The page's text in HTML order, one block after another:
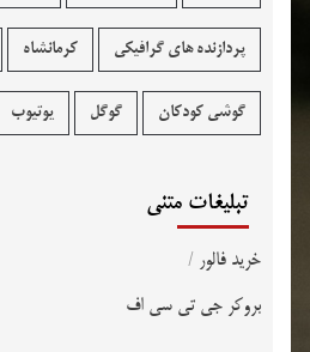
پردازنده های گرافیکی کرمانشاه
گوشی کودکان گوگل یوتیوب
تبلیغات متنی
خرید فالور /
بروکر جی تی سی اف